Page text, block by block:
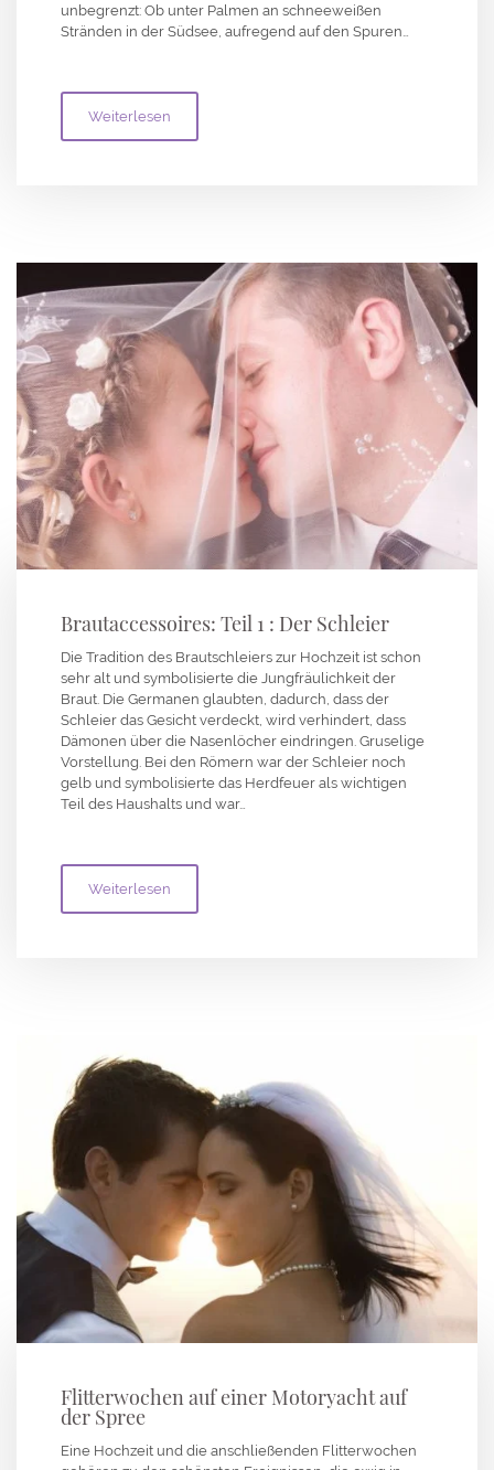
unbegrenzt: Ob unter Palmen an schneeweißen
Stränden in der Südsee, aufregend auf den Spuren…
Weiterlesen
Brautaccessoires: Teil 1 : Der Schleier
Die Tradition des Brautschleiers zur Hochzeit ist schon
sehr alt und symbolisierte die Jungfräulichkeit der
Braut. Die Germanen glaubten, dadurch, dass der
Schleier das Gesicht verdeckt, wird verhindert, dass
Dämonen über die Nasenlöcher eindringen. Gruselige
Vorstellung. Bei den Römern war der Schleier noch
gelb und symbolisierte das Herdfeuer als wichtigen
Teil des Haushalts und war…
Weiterlesen
Flitterwochen auf einer Motoryacht auf
der Spree
Eine Hochzeit und die anschließenden Flitterwochen